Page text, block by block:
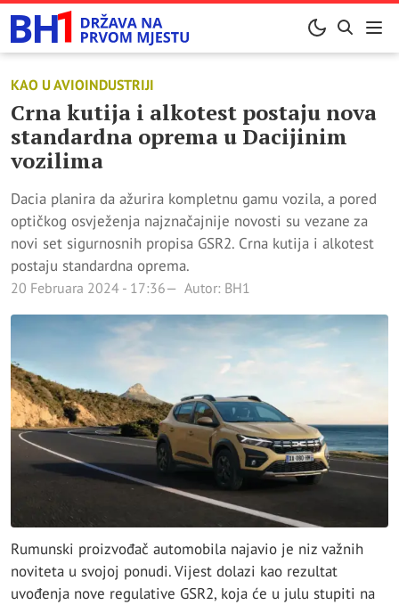
KAO U AVIOINDUSTRIJI
Crna kutija i alkotest postaju nova
standardna oprema u Dacijinim
vozilima
Dacia planira da ažurira kompletnu gamu vozila, a pored
optičkog osvježenja najznačajnije novosti su vezane za
novi set sigurnosnih propisa GSR2. Crna kutija i alkotest
postaju standardna oprema.
20 Februara 2024 - 17:36 Autor: BH1
Rumunski proizvođač automobila najavio je niz važnih
noviteta u svojoj ponudi. Vijest dolazi kao rezultat
uvođenja nove regulative GSR2, koja će u julu stupiti na